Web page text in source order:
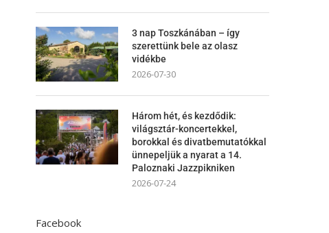
3 nap Toszkánában – így
szerettünk bele az olasz
vidékbe
2026-07-30
Három hét, és kezdődik:
világsztár-koncertekkel,
borokkal és divatbemutatókkal
ünnepeljük a nyarat a 14.
Paloznaki Jazzpikniken
2026-07-24
Facebook